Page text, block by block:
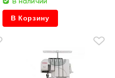
В Корзину